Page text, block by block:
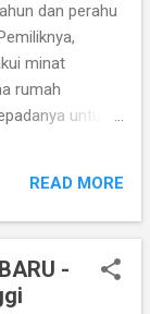
Ikan
punya isi ikan
sampai tak
diambil dah
Kedai Kak
So
dan perahu
minat
rumah
untuk
mengumpul
yang ingin
lama dan
ini. “Pada
READ MORE
-